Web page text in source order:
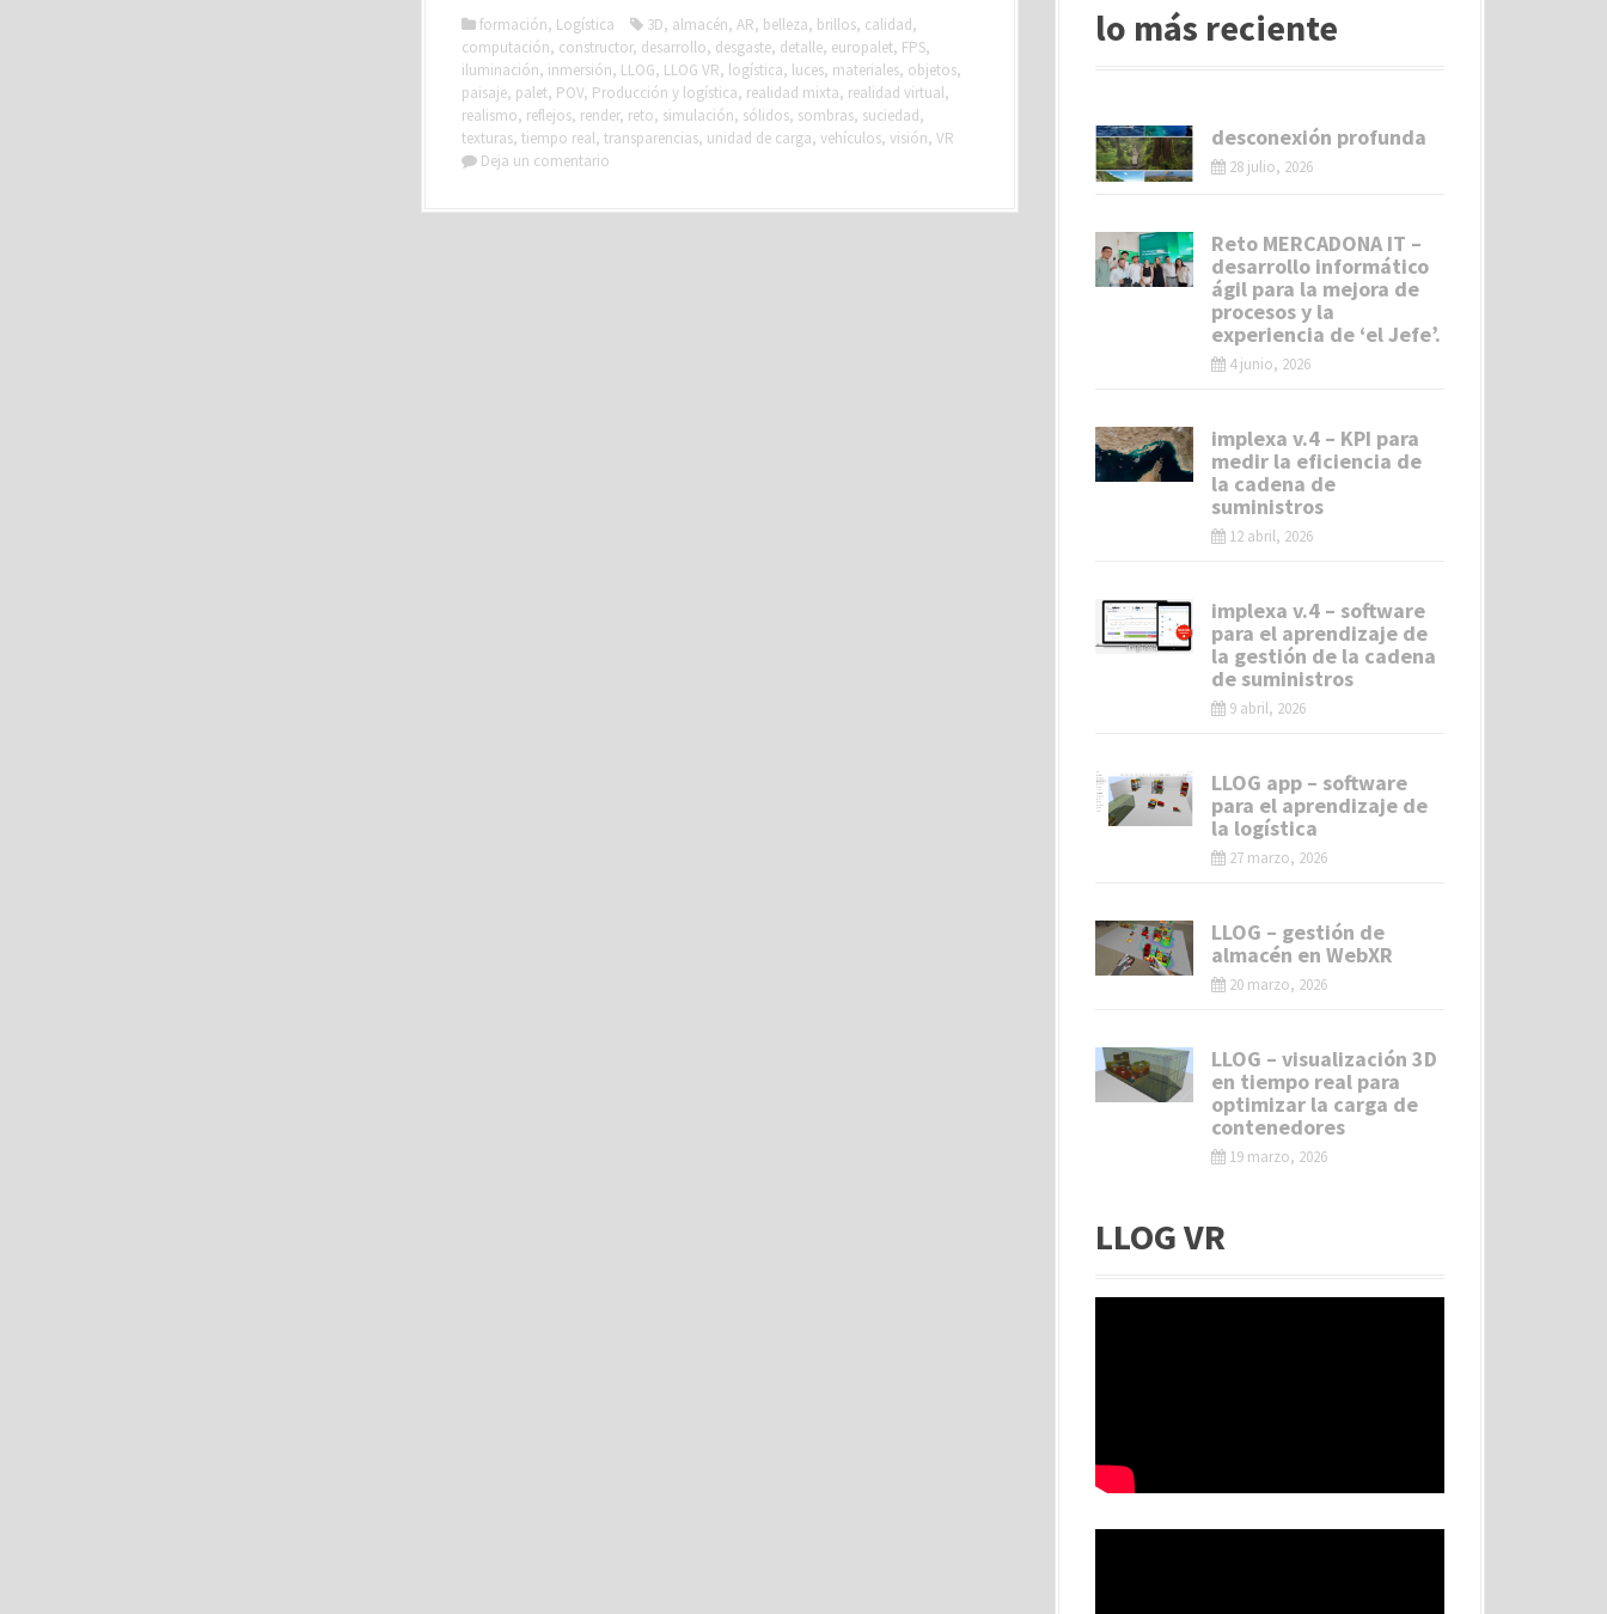
formación, Logística 3D, almacén, AR, belleza, brillos, calidad,
computación, constructor, desarrollo, desgaste, detalle, europalet, FPS,
iluminación, inmersión, LLOG, LLOG VR, logística, luces, materiales, objetos,
paisaje, palet, POV, Producción y logística, realidad mixta, realidad virtual,
realismo, reflejos, render, reto, simulación, sólidos, sombras, suciedad,
texturas, tiempo real, transparencias, unidad de carga, vehículos, visión, VR
Deja un comentario
lo más reciente
desconexión profunda
28 julio, 2026
Reto MERCADONA IT –
desarrollo informático
ágil para la mejora de
procesos y la
experiencia de ‘el Jefe’.
4 junio, 2026
implexa v.4 – KPI para
medir la eficiencia de
la cadena de
suministros
12 abril, 2026
implexa v.4 – software
para el aprendizaje de
la gestión de la cadena
de suministros
9 abril, 2026
LLOG app – software
para el aprendizaje de
la logística
27 marzo, 2026
LLOG – gestión de
almacén en WebXR
20 marzo, 2026
LLOG – visualización 3D
en tiempo real para
optimizar la carga de
contenedores
19 marzo, 2026
LLOG VR